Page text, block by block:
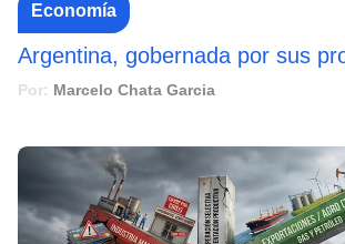
Economía
Argentina, gobernada por sus
Por: Marcelo Chata Garcia